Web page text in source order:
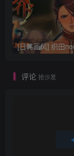
评论 抢沙发